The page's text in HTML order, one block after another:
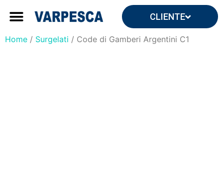
CLIENTE
Home / Surgelati / Code di Gamberi Argentini C1